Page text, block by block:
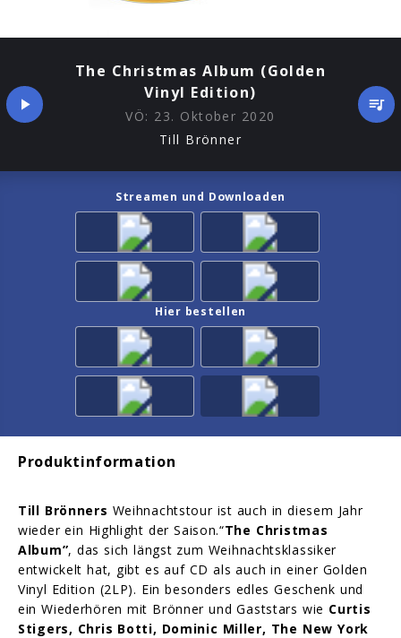
The Christmas Album (Golden
Vinyl Edition)
VÖ: 23. Oktober 2020
Till Brönner
Streamen und Downloaden
Hier bestellen
Produktinformation
Till Brönners Weihnachtstour ist auch in diesem Jahr
wieder ein Highlight der Saison.“The Christmas
Album”, das sich längst zum Weihnachtsklassiker
entwickelt hat, gibt es auf CD als auch in einer Golden
Vinyl Edition (2LP). Ein besonders edles Geschenk und
ein Wiederhören mit Brönner und Gaststars wie Curtis
Stigers, Chris Botti, Dominic Miller, The New York